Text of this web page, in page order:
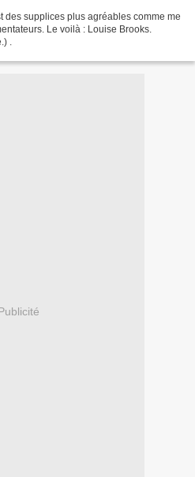
des supplices plus agréables comme me
Le voilà : Louise Brooks.
.